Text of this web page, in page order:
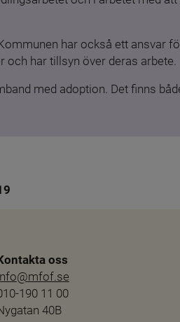
har också ett ansvar
har tillsyn över deras arbete.
med adoption. Det finns
oss
190 11 00
40B